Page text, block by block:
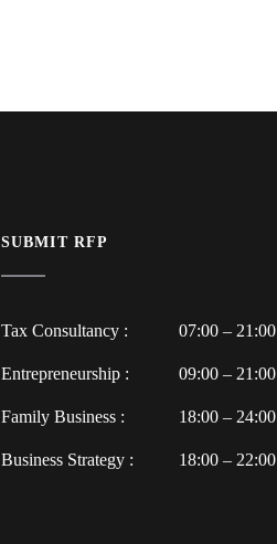
SUBMIT RFP
Tax Consultancy : 07:00 – 21:00
Entrepreneurship : 09:00 – 21:00
Family Business : 18:00 – 24:00
Business Strategy : 18:00 – 22:00